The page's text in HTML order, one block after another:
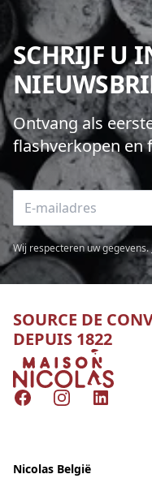
SCHRIJF U
Ontvang als
flashverkopen en
E-mailadres
Wij respecteren uw gegevens.
SOURCE DE
DEPUIS 1822
Nicolas
FacebookInstagramLinkedIn
Nicolas België